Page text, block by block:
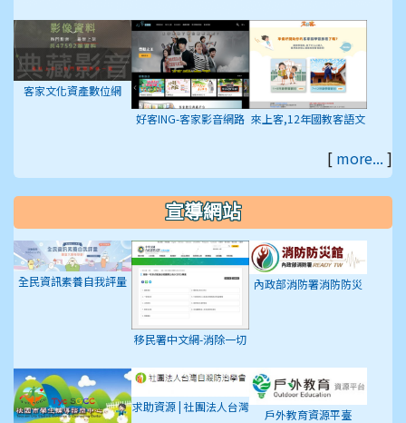
客家文化資產數位網
好客ING-客家影音網路 來上客,12年國教客語文
[ more... ]
宣導網站
全民資訊素養自我評量
移民署中文網-消除一切
(ICERD)專區
內政部消防署消防防災
求助資源 | 社團法人台灣
戶外教育資源平臺